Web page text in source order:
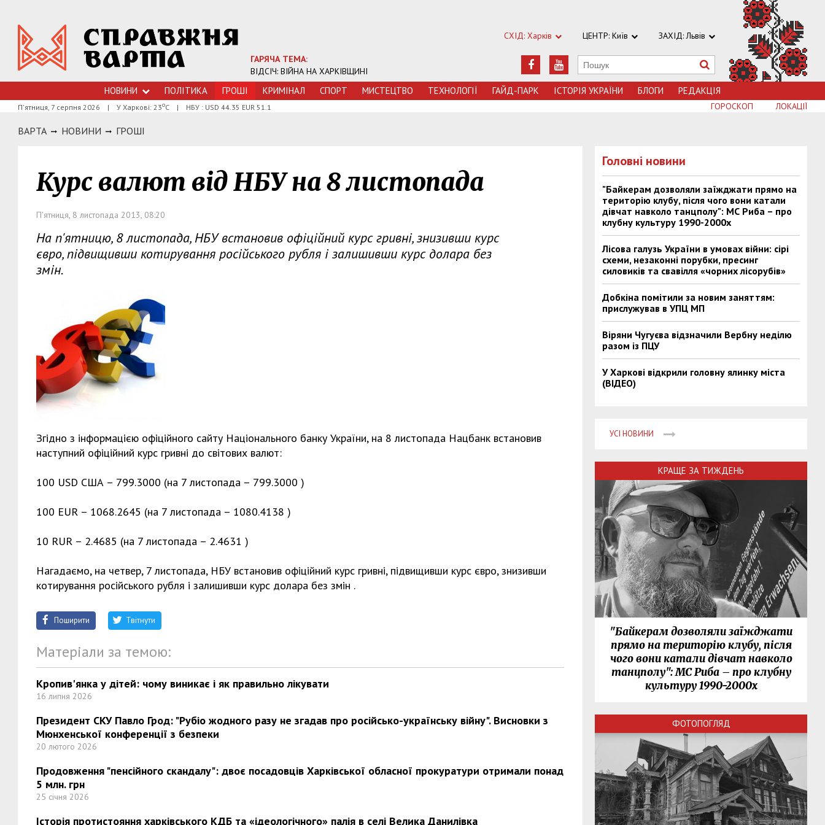
ГАРЯЧА ТЕМА:
ВІДСІЧ: ВІЙНА НА ХАРКІВЩИНІ
СХІД: Харків ЦЕНТР: Київ ЗАХІД: Львів
НОВИНИ ПОЛІТИКА ГРОШI КРИМIНАЛ СПОРТ МИСТЕЦТВО ТЕХНОЛОГIЇ ГАЙД-ПАРК ІСТОРІЯ УКРАЇНИ БЛОГИ РЕДАКЦІЯ
П'ятниця, 7 серпня 2026 | У Харкові: 23оС | НБУ : USD 44.35 EUR 51.1 ЛОКАЦІЇ
ГОРОСКОП
ВАРТА НОВИНИ ГРОШI
Курс валют від НБУ на 8 листопада
П'ятниця, 8 листопада 2013, 08:20
На п'ятницю, 8 листопада, НБУ встановив офіційний курс гривні, знизивши курс
євро, підвищивши котирування російського рубля і залишивши курс долара без
змін.
Згідно з інформацією офіційного сайту Національного банку України, на 8 листопада Нацбанк встановив
наступний офіційний курс гривні до світових валют:
100 USD США – 799.3000 (на 7 листопада – 799.3000 )
100 EUR – 1068.2645 (на 7 листопада – 1080.4138 )
10 RUR – 2.4685 (на 7 листопада – 2.4631 )
Нагадаємо, на четвер, 7 листопада, НБУ встановив офіційний курс гривні, підвищивши курс євро, знизивши
котирування російського рубля і залишивши курс долара без змін .
Поширити Твітнути
Матеріали за темою:
Кропив'янка у дітей: чому виникає і як правильно лікувати
16 липня 2026
Президент СКУ Павло Грод: "Рубіо жодного разу не згадав про російсько-українську війну". Висновки з
Мюнхенської конференції з безпеки
20 лютого 2026
Продовження "пенсійного скандалу": двоє посадовців Харківської обласної прокуратури отримали понад
5 млн. грн
25 січня 2026
Історія протистояння харківського КДБ та «ідеологічного» палія в селі Велика Данилівка
Головні новини
"Байкерам дозволяли заїжджати прямо на
територію клубу, після чого вони катали
дівчат навколо танцполу": МС Риба – про
клубну культуру 1990-2000х
Лісова галузь України в умовах війни: сірі
схеми, незаконні порубки, пресинг
силовиків та свавілля «чорних лісорубів»
Добкіна помітили за новим заняттям:
прислужував в УПЦ МП
Віряни Чугуєва відзначили Вербну неділю
разом із ПЦУ
У Харкові відкрили головну ялинку міста
(ВІДЕО)
УСІ НОВИНИ
КРАЩЕ ЗА ТИЖДЕНЬ
"Байкерам дозволяли заїжджати
прямо на територію клубу, після
чого вони катали дівчат навколо
танцполу": МС Риба – про клубну
культуру 1990-2000х
ФОТОПОГЛЯД